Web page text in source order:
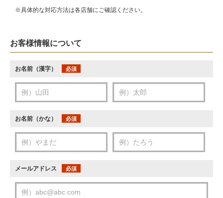
※具体的な対応方法は各店舗にご確認ください。
お客様情報について
お名前（漢字） 必須
お名前（かな） 必須
メールアドレス 必須